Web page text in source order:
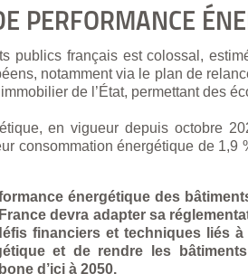
PERFORMANCE
publics français est colossal,
notamment via le plan de
de l’État, permettant des
en vigueur depuis octobre
consommation énergétique de 1,9
énergétique des
devra adapter sa
financiers et techniques liés
et de rendre les
d’ici à 2050.